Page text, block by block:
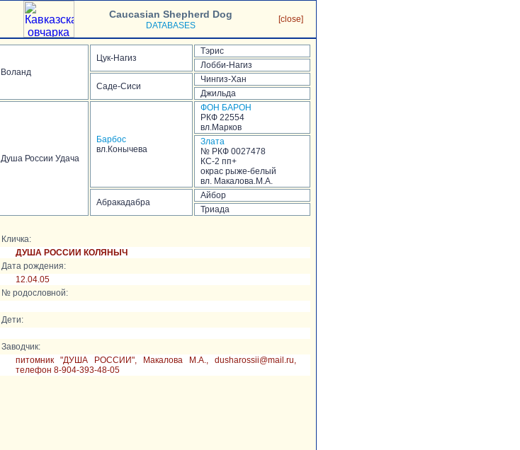
Caucasian Shepherd Dog
DATABASES
[close]
Воланд
Цук-Нагиз
Тэрис
Лобби-Нагиз
Саде-Сиси
Чингиз-Хан
Джильда
Душа России Удача
Барбос
вл.Конычева
ФОН БАРОН
РКФ 22554
вл.Марков
Злата
№ РКФ 0027478
КС-2 пп+
окрас рыже-белый
вл. Макалова.М.А.
Абракадабра
Айбор
Триада
Кличка:
ДУША РОССИИ КОЛЯНЫЧ
Дата рождения:
12.04.05
№ родословной:
Дети:
Заводчик:
питомник "ДУША РОССИИ", Макалова М.А., dusharossii@mail.ru,
телефон 8-904-393-48-05